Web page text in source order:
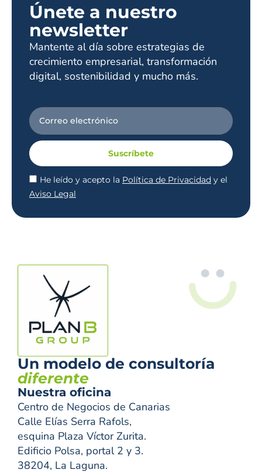
Únete a nuestro
newsletter
Mantente al día sobre estrategias de
crecimiento empresarial, transformación
digital, sostenibilidad y mucho más.
He leído y acepto la Política de Privacidad y el
Aviso Legal
Suscríbete
Un modelo de consultoría
diferente
Nuestra oficina
Centro de Negocios de Canarias
Calle Elías Serra Rafols,
esquina Plaza Víctor Zurita.
Edificio Polsa, portal 2 y 3.
38204, La Laguna.